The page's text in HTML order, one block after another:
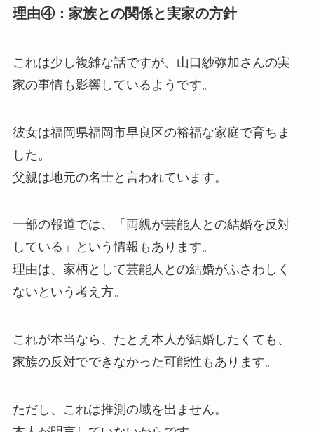
理由④：家族との関係と実家の方針
これは少し複雑な話ですが、山口紗弥加さんの実
家の事情も影響しているようです。
彼女は福岡県福岡市早良区の裕福な家庭で育ちま
した。
父親は地元の名士と言われています。
一部の報道では、「両親が芸能人との結婚を反対
している」という情報もあります。
理由は、家柄として芸能人との結婚がふさわしく
ないという考え方。
これが本当なら、たとえ本人が結婚したくても、
家族の反対でできなかった可能性もあります。
ただし、これは推測の域を出ません。